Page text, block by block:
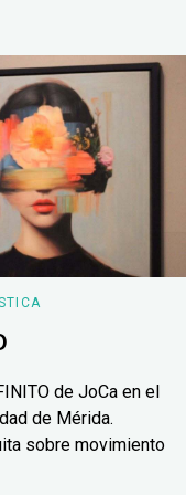
de JoCa en el
de Mérida.
sobre movimiento